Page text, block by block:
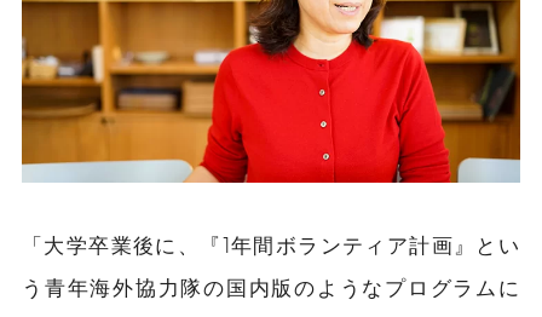
「大学卒業後に、『1年間ボランティア計画』とい
う青年海外協力隊の国内版のようなプログラムに